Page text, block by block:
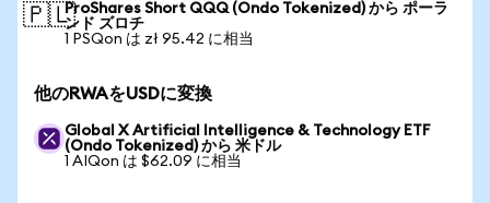
🇵🇱ProShares Short QQQ (Ondo Tokenized) から ポーラ
ンド ズロチ
1 PSQon は zł 95.42 に相当
他のRWAをUSDに変換
Global X Artificial Intelligence & Technology ETF
(Ondo Tokenized) から 米ドル
1 AIQon は $62.09 に相当